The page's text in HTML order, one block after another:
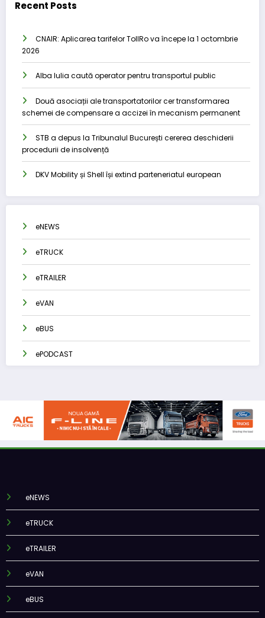
Recent Posts
CNAIR: Aplicarea tarifelor TollRo va începe la 1 octombrie
2026
Alba Iulia caută operator pentru transportul public
Două asociații ale transportatorilor cer transformarea
schemei de compensare a accizei în mecanism permanent
STB a depus la Tribunalul București cererea deschiderii
procedurii de insolvență
DKV Mobility și Shell își extind parteneriatul european
eNEWS
eTRUCK
eTRAILER
eVAN
eBUS
ePODCAST
eNEWS
eTRUCK
eTRAILER
eVAN
eBUS